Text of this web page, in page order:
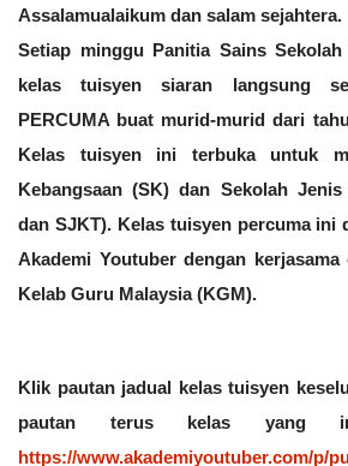
Assalamualaikum dan salam sejahtera.
Setiap minggu Panitia Sains Sekolah
kelas tuisyen siaran langsung
PERCUMA buat murid-murid dari
Kelas tuisyen ini terbuka untuk
Kebangsaan (SK) dan Sekolah
dan SJKT). Kelas tuisyen percuma ini
Akademi Youtuber dengan
Kelab Guru Malaysia (KGM).
Klik pautan jadual kelas tuisyen
pautan terus kelas yang
https://www.akademiyoutuber.com/p/